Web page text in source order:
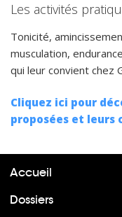
Les activités
Tonicité,
musculation,
qui leur convient chez
Cliquez ici pour
proposées et leurs
Accueil
Dossiers